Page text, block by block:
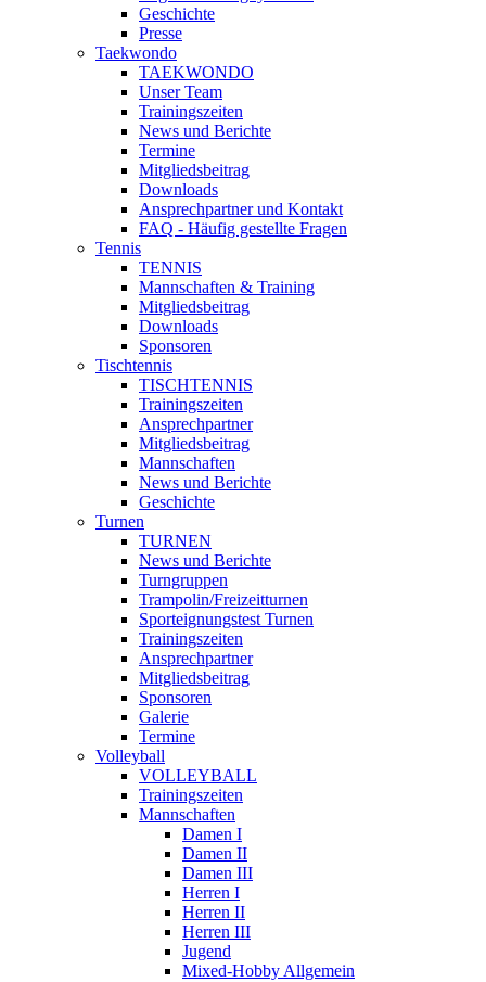
Geschichte
Presse
Taekwondo
TAEKWONDO
Unser Team
Trainingszeiten
News und Berichte
Termine
Mitgliedsbeitrag
Downloads
Ansprechpartner und Kontakt
FAQ - Häufig gestellte Fragen
Tennis
TENNIS
Mannschaften & Training
Mitgliedsbeitrag
Downloads
Sponsoren
Tischtennis
TISCHTENNIS
Trainingszeiten
Ansprechpartner
Mitgliedsbeitrag
Mannschaften
News und Berichte
Geschichte
Turnen
TURNEN
News und Berichte
Turngruppen
Trampolin/Freizeitturnen
Sporteignungstest Turnen
Trainingszeiten
Ansprechpartner
Mitgliedsbeitrag
Sponsoren
Galerie
Termine
Volleyball
VOLLEYBALL
Trainingszeiten
Mannschaften
Damen I
Damen II
Damen III
Herren I
Herren II
Herren III
Jugend
Mixed-Hobby Allgemein